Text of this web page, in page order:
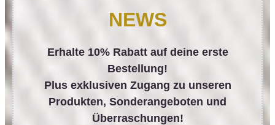
NEWS
Erhalte 10% Rabatt auf deine erste
Bestellung!
Plus exklusiven Zugang zu unseren
Produkten, Sonderangeboten und
Überraschungen!